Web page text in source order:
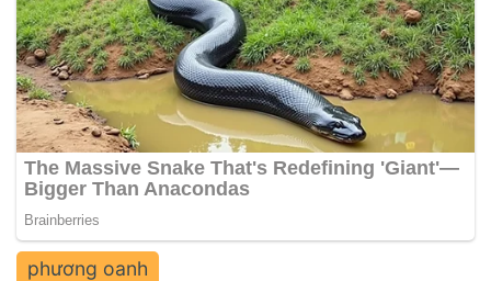
phương oanh